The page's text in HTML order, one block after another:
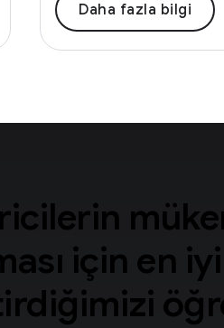
Daha fazla bilgi
için en